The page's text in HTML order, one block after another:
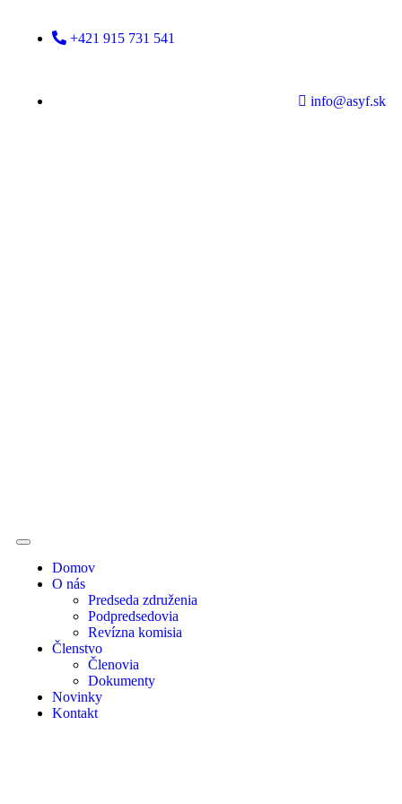
+421 915 731 541
info@asyf.sk
Domov
O nás
Predseda združenia
Podpredsedovia
Revízna komisia
Členstvo
Členovia
Dokumenty
Novinky
Kontakt